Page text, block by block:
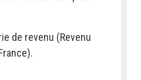
de revenu (Revenu